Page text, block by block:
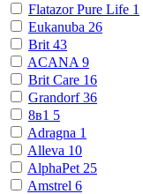
Flatazor Pure Life 1
Eukanuba 26
Brit 43
ACANA 9
Brit Care 16
Grandorf36
8в1 5
Adragna 1
Alleva 10
AlphaPet 25
Amstrel 6